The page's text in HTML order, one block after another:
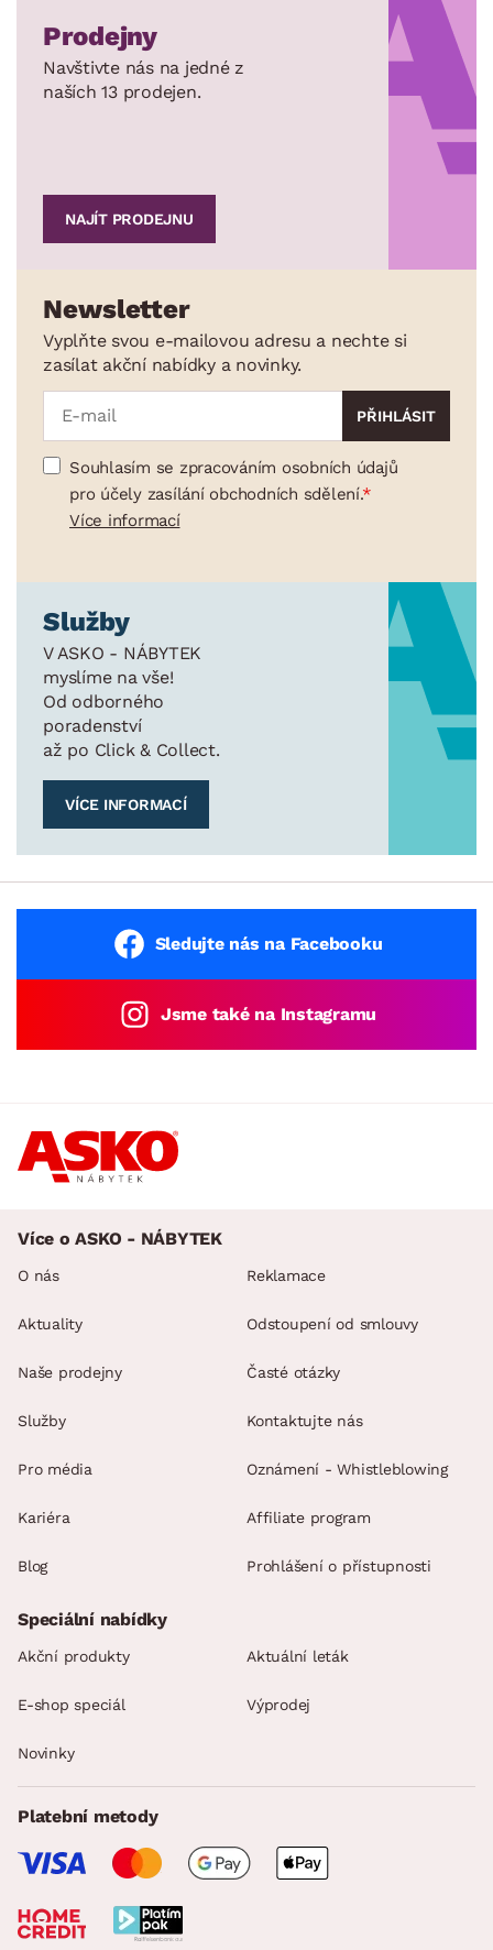
Prodejny
Navštivte nás na jedné z
naších 13 prodejen.
NAJÍT PRODEJNU
Newsletter
Vyplňte svou e-mailovou adresu a nechte si
zasílat akční nabídky a novinky.
Souhlasím se zpracováním osobních údajů
pro účely zasílání obchodních sdělení.
Více informací
Služby
V ASKO - NÁBYTEK
myslíme na vše!
Od odborného
poradenství
až po Click & Collect.
VÍCE INFORMACÍ
Sledujte nás na Facebooku
Jsme také na Instagramu
Více o ASKO - NÁBYTEK
O nás
Aktuality
Naše prodejny
Služby
Pro média
Kariéra
Blog
Reklamace
Odstoupení od smlouvy
Časté otázky
Kontaktujte nás
Oznámení - Whistleblowing
Affiliate program
Prohlášení o přístupnosti
Speciální nabídky
Akční produkty Aktuální leták
E-shop speciál Výprodej
Novinky
Platební metody